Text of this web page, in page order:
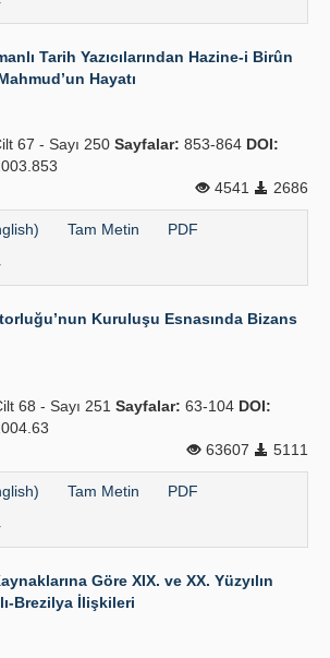
Tarih Yazıcılarından Hazine-i Birûn
Hayatı
67 - Sayı 250 Sayfalar: 853-864 DOI:
4541
2686
Tam Metin PDF
Kuruluşu Esnasında Bizans
68 - Sayı 251 Sayfalar: 63-104 DOI:
63607
5111
Tam Metin PDF
Göre XIX. ve XX. Yüzyılın
Brezilya İlişkileri